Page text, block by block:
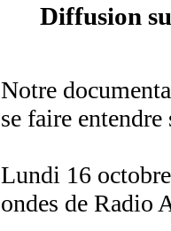
Diffusion
Notre
se faire
Lundi 16
ondes de Radio